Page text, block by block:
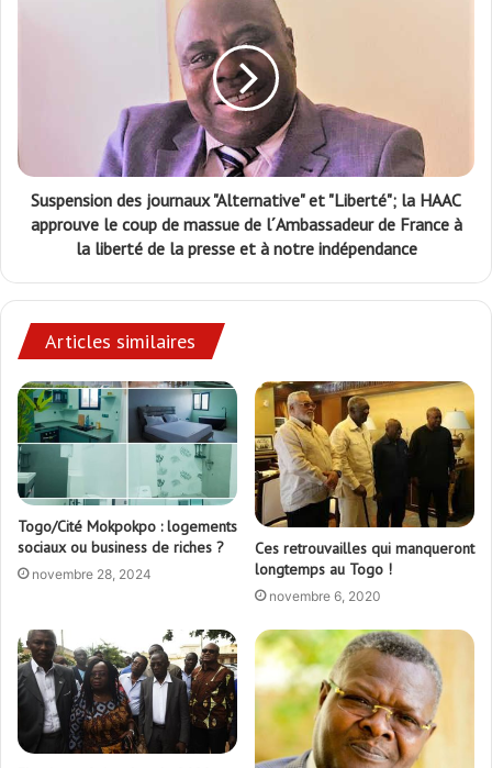
Suspension des journaux "Alternative" et "Liberté"; la HAAC
approuve le coup de massue de l´Ambassadeur de France à
la liberté de la presse et à notre indépendance
Articles similaires
Togo/Cité Mokpokpo : logements
sociaux ou business de riches ?
novembre 28, 2024
Ces retrouvailles qui manqueront
longtemps au Togo !
novembre 6, 2020